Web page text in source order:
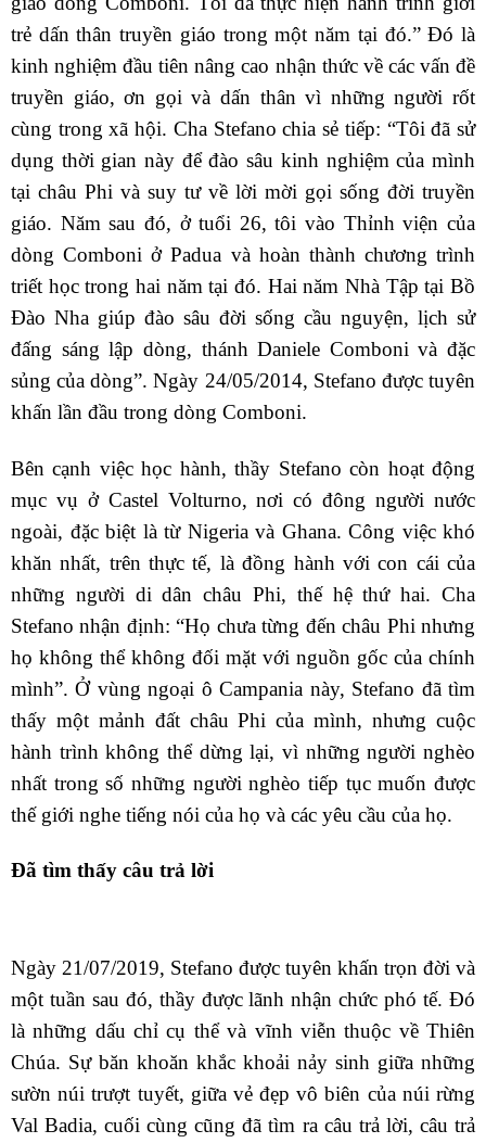
trẻ dấn thân truyền giáo trong một năm tại đó.” Đó là
kinh nghiệm đầu tiên nâng cao nhận thức về các vấn đề
truyền giáo, ơn gọi và dấn thân vì những người rốt
cùng trong xã hội. Cha Stefano chia sẻ tiếp: “Tôi đã sử
dụng thời gian này để đào sâu kinh nghiệm của mình
tại châu Phi và suy tư về lời mời gọi sống đời truyền
giáo. Năm sau đó, ở tuổi 26, tôi vào Thỉnh viện của
dòng Comboni ở Padua và hoàn thành chương trình
triết học trong hai năm tại đó. Hai năm Nhà Tập tại Bồ
Đào Nha giúp đào sâu đời sống cầu nguyện, lịch sử
đấng sáng lập dòng, thánh Daniele Comboni và đặc
sủng của dòng”. Ngày 24/05/2014, Stefano được tuyên
khấn lần đầu trong dòng Comboni.
Bên cạnh việc học hành, thầy Stefano còn hoạt động
mục vụ ở Castel Volturno, nơi có đông người nước
ngoài, đặc biệt là từ Nigeria và Ghana. Công việc khó
khăn nhất, trên thực tế, là đồng hành với con cái của
những người di dân châu Phi, thế hệ thứ hai. Cha
Stefano nhận định: “Họ chưa từng đến châu Phi nhưng
họ không thể không đối mặt với nguồn gốc của chính
mình”. Ở vùng ngoại ô Campania này, Stefano đã tìm
thấy một mảnh đất châu Phi của mình, nhưng cuộc
hành trình không thể dừng lại, vì những người nghèo
nhất trong số những người nghèo tiếp tục muốn được
thế giới nghe tiếng nói của họ và các yêu cầu của họ.
Đã tìm thấy câu trả lời
Ngày 21/07/2019, Stefano được tuyên khấn trọn đời và
một tuần sau đó, thầy được lãnh nhận chức phó tế. Đó
là những dấu chỉ cụ thể và vĩnh viễn thuộc về Thiên
Chúa. Sự băn khoăn khắc khoải nảy sinh giữa những
sườn núi trượt tuyết, giữa vẻ đẹp vô biên của núi rừng
Val Badia, cuối cùng cũng đã tìm ra câu trả lời, câu trả